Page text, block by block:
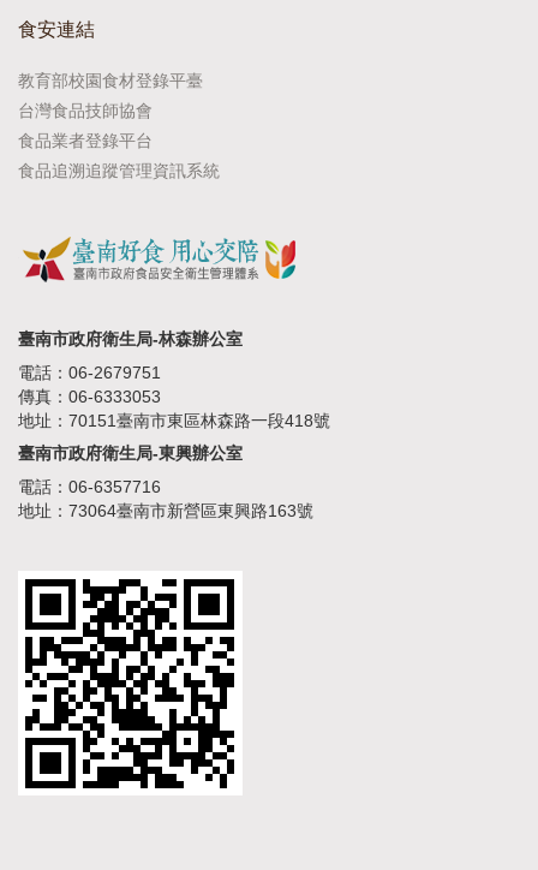
食安連結
教育部校園食材登錄平臺
台灣食品技師協會
食品業者登錄平台
食品追溯追蹤管理資訊系統
臺南市政府衛生局-林森辦公室
電話：06-2679751
傳真：06-6333053
地址：70151臺南市東區林森路一段418號
臺南市政府衛生局-東興辦公室
電話：06-6357716
地址：73064臺南市新營區東興路163號